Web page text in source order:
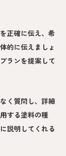
正確に伝え、希
的に伝えましょ
ランを提案して
く質問し、詳細
する塗料の種
説明してくれる